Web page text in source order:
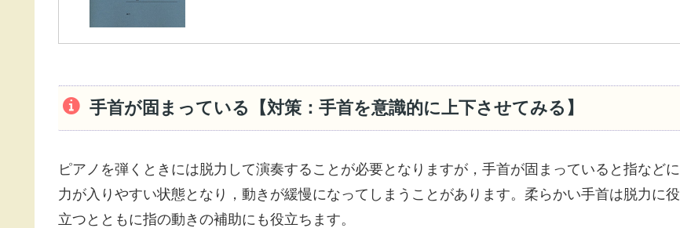
手首が固まっている【対策：手首を意識的に上下させてみる】
ピアノを弾くときには脱力して演奏することが必要となりますが，手首が固まっていると指などに
力が入りやすい状態となり，動きが緩慢になってしまうことがあります。柔らかい手首は脱力に役
立つとともに指の動きの補助にも役立ちます。